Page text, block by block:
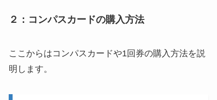
２：コンパスカードの購入方法
ここからはコンパスカードや1回券の購入方法を説
明します。